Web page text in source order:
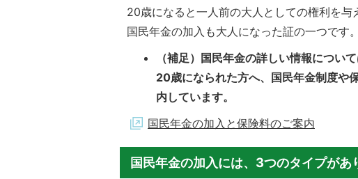
20歳になると一人前の大人としての権利を与
国民年金の加入も大人になった証の一つです。
（補足）国民年金の詳しい情報について
20歳になられた方へ、国民年金制度や
内しています。
国民年金の加入と保険料のご案内
国民年金の加入には、3つのタイプがあ